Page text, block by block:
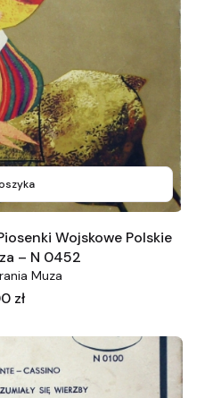
Wojskowe Polskie
– N 0452
Muza
zł